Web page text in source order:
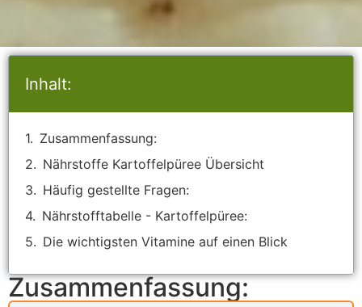
Inhalt:
Zusammenfassung:
Nährstoffe Kartoffelpüree Übersicht
Häufig gestellte Fragen:
Nährstofftabelle - Kartoffelpüree:
Die wichtigsten Vitamine auf einen Blick
Zusammenfassung: